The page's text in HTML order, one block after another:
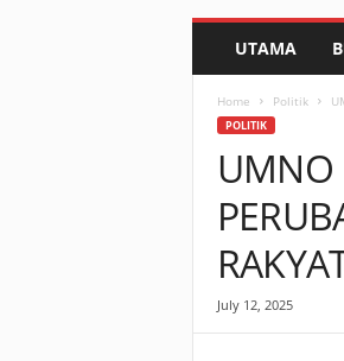
UTAMA
Home Politik
POLITIK
UMNO
July 12, 2025